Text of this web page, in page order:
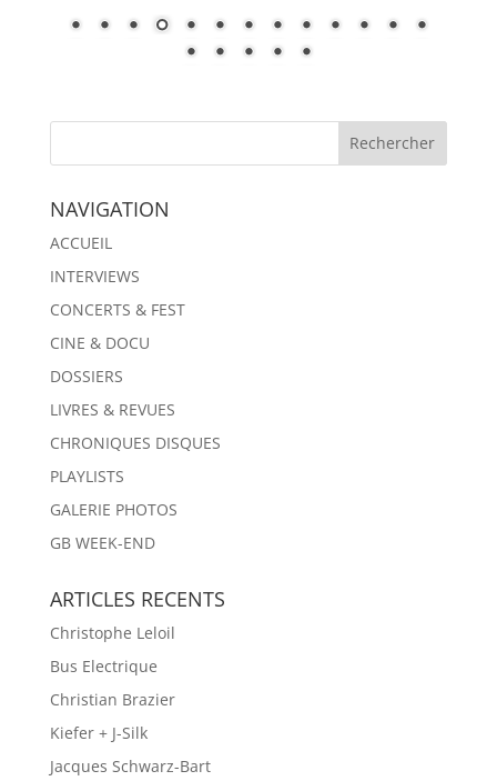
NAVIGATION
ACCUEIL
INTERVIEWS
CONCERTS & FEST
CINE & DOCU
DOSSIERS
LIVRES & REVUES
CHRONIQUES DISQUES
PLAYLISTS
GALERIE PHOTOS
GB WEEK-END
ARTICLES RECENTS
Christophe Leloil
Bus Electrique
Christian Brazier
Kiefer + J-Silk
Jacques Schwarz-Bart